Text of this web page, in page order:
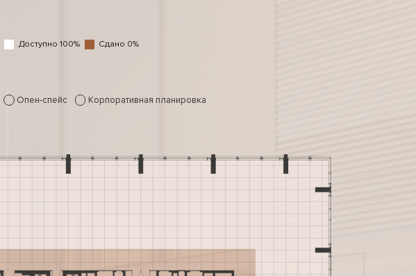
Доступно 100% Сдано 0%
Опен-спейс Корпоративная планировка